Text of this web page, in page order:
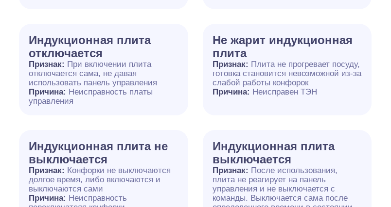
Индукционная плита
отключается
Признак: При включении плита
отключается сама, не давая
использовать панель управления
Причина: Неисправность платы
управления
Не жарит индукционная
плита
Признак: Плита не прогревает посуду,
готовка становится невозможной из-за
слабой работы конфорок
Причина: Неисправен ТЭН
Индукционная плита не
выключается
Признак: Конфорки не выключаются
долгое время, либо включаются и
выключаются сами
Причина: Неисправность
Индукционная плита
выключается
Признак: После использования,
плита не реагирует на панель
управления и не выключается с
команды. Выключается сама после